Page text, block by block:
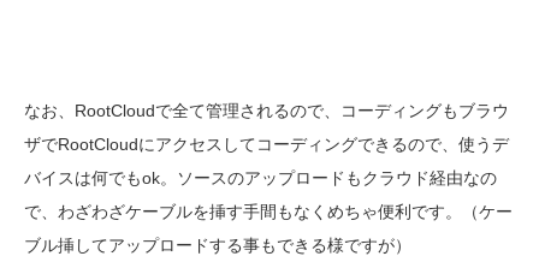
なお、RootCloudで全て管理されるので、コーディングもブラウ
ザでRootCloudにアクセスしてコーディングできるので、使うデ
バイスは何でもok。ソースのアップロードもクラウド経由なの
で、わざわざケーブルを挿す手間もなくめちゃ便利です。（ケー
ブル挿してアップロードする事もできる様ですが）